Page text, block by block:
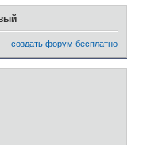
создать форум бесплатно